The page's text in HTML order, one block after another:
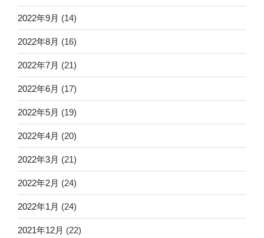
2022年9月 (14)
2022年8月 (16)
2022年7月 (21)
2022年6月 (17)
2022年5月 (19)
2022年4月 (20)
2022年3月 (21)
2022年2月 (24)
2022年1月 (24)
2021年12月 (22)